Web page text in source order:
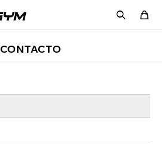
CONTACTO